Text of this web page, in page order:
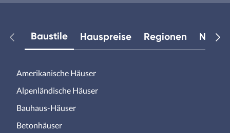
Baustile Hauspreise Regionen
Amerikanische Häuser
Alpenländische Häuser
Bauhaus-Häuser
Betonhäuser